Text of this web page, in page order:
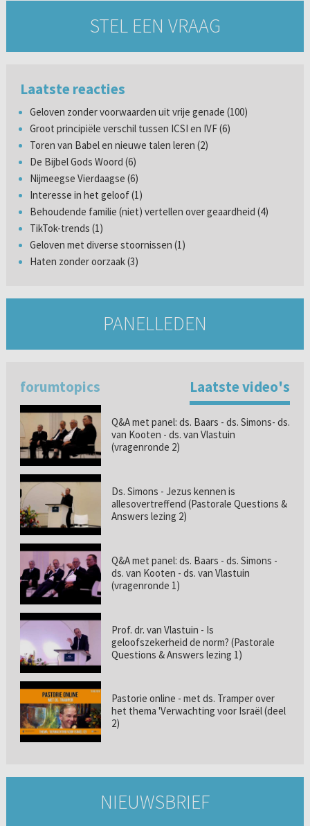
STEL EEN VRAAG
Laatste reacties
Geloven zonder voorwaarden uit vrije genade (100)
Groot principiële verschil tussen ICSI en IVF (6)
Toren van Babel en nieuwe talen leren (2)
De Bijbel Gods Woord (6)
Nijmeegse Vierdaagse (6)
Interesse in het geloof (1)
Behoudende familie (niet) vertellen over geaardheid (4)
TikTok-trends (1)
Geloven met diverse stoornissen (1)
Haten zonder oorzaak (3)
PANELLEDEN
forumtopics Laatste video's
Q&A met panel: ds. Baars - ds. Simons- ds.
van Kooten - ds. van Vlastuin
(vragenronde 2)
Ds. Simons - Jezus kennen is
allesovertreffend (Pastorale Questions &
Answers lezing 2)
Q&A met panel: ds. Baars - ds. Simons -
ds. van Kooten - ds. van Vlastuin
(vragenronde 1)
Prof. dr. van Vlastuin - Is
geloofszekerheid de norm? (Pastorale
Questions & Answers lezing 1)
Pastorie online - met ds. Tramper over
het thema 'Verwachting voor Israël (deel
2)
NIEUWSBRIEF